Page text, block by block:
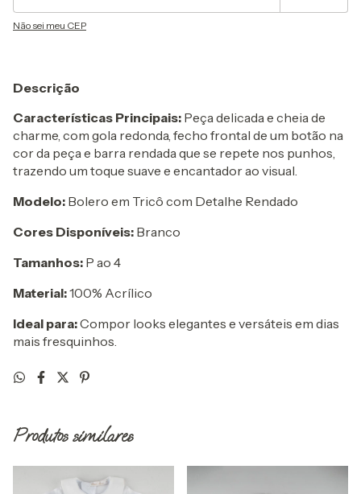
Não sei meu CEP
Descrição
Características Principais: Peça delicada e cheia de
charme, com gola redonda, fecho frontal de um botão na
cor da peça e barra rendada que se repete nos punhos,
trazendo um toque suave e encantador ao visual.
Modelo: Bolero em Tricô com Detalhe Rendado
Cores Disponíveis: Branco
Tamanhos: P ao 4
Material:100% Acrílico
Ideal para:Compor looks elegantes e versáteis em dias
mais fresquinhos.
Produtos similares